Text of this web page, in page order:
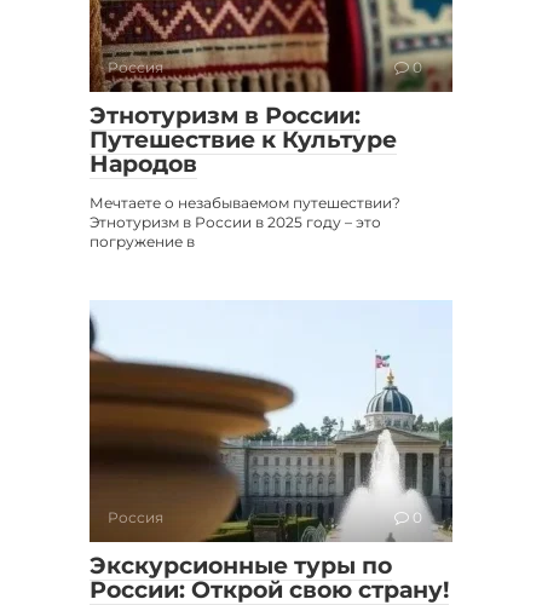
Россия 0
Этнотуризм в России:
Путешествие к Культуре
Народов
Мечтаете о незабываемом путешествии?
Этнотуризм в России в 2025 году – это
погружение в
Россия 0
Экскурсионные туры по
России: Открой свою страну!